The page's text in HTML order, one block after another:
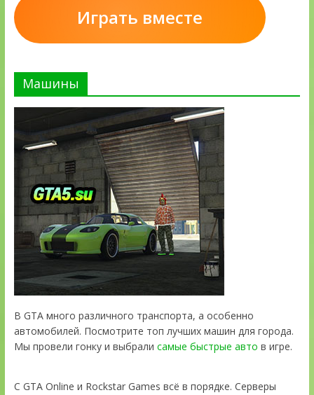
Играть вместе
Машины
В GTA много различного транспорта, а особенно
автомобилей. Посмотрите топ лучших машин для города.
Мы провели гонку и выбрали самые быстрые авто в игре.
С GTA Online и Rockstar Games всё в порядке. Серверы